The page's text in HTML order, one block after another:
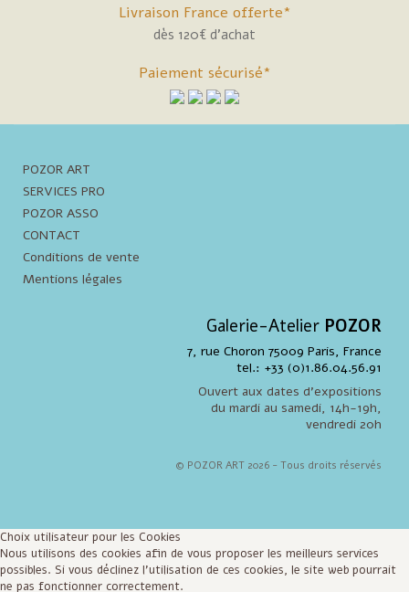
Livraison France offerte*
dès 120€ d'achat
Paiement sécurisé*
POZOR ART
SERVICES PRO
POZOR ASSO
CONTACT
Conditions de vente
Mentions légales
Galerie-Atelier POZOR
7, rue Choron 75009 Paris, France
tel.: +33 (0)1.86.04.56.91
Ouvert aux dates d'expositions
du mardi au samedi, 14h-19h,
vendredi 20h
© POZOR ART 2026 - Tous droits réservés
Choix utilisateur pour les Cookies
Nous utilisons des cookies afin de vous proposer les meilleurs services
possibles. Si vous déclinez l'utilisation de ces cookies, le site web pourrait
ne pas fonctionner correctement.